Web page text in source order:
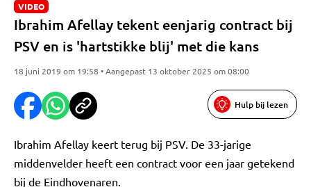
VIDEO
Ibrahim Afellay tekent eenjarig contract bij
PSV en is 'hartstikke blij' met die kans
18 juni 2019 om 19:58 • Aangepast 13 oktober 2025 om 08:00
Hulp bij lezen
Ibrahim Afellay keert terug bij PSV. De 33-jarige
middenvelder heeft een contract voor een jaar getekend
bij de Eindhovenaren.